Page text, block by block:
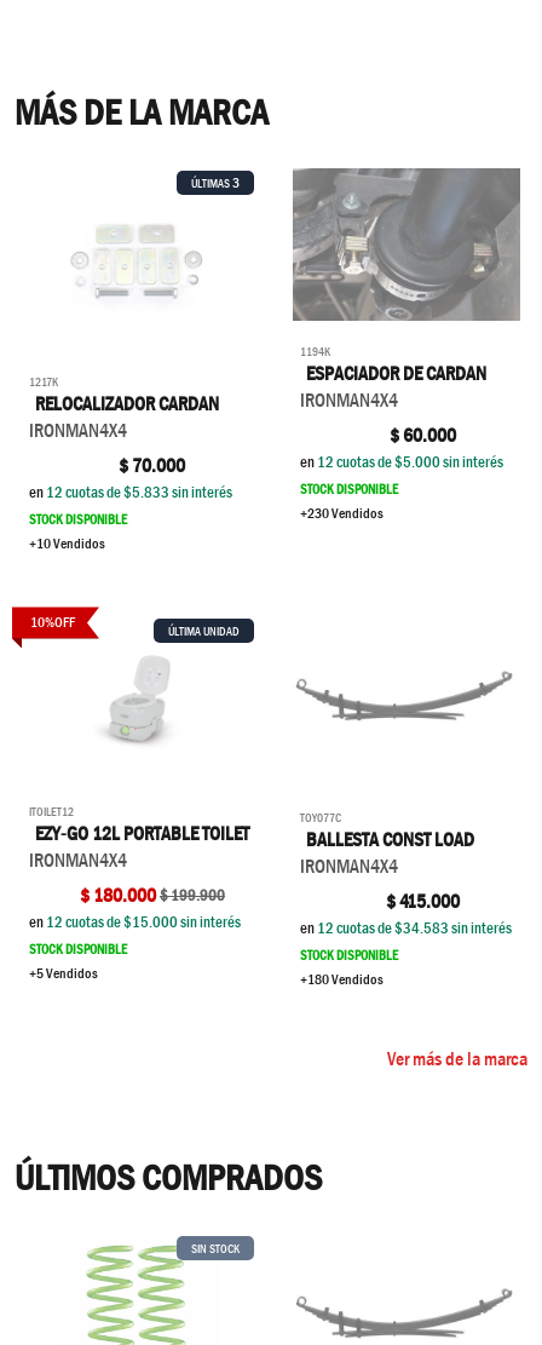
MÁS DE LA MARCA
ÚLTIMAS3
1217K
RELOCALIZADOR CARDAN
IRONMAN4X4
$70.000
en12cuotas de $5.833sin interés
STOCK DISPONIBLE
+10 Vendidos
1194K
ESPACIADOR DE CARDAN
IRONMAN4X4
$60.000
en12cuotas de $5.000sin interés
STOCK DISPONIBLE
+230 Vendidos
10%OFF ÚLTIMA UNIDAD
ITOILET12
EZY-GO 12L PORTABLE TOILET
IRONMAN4X4
$180.000$199.900
en12cuotas de $15.000sin interés
STOCK DISPONIBLE
+5 Vendidos
TOY077C
BALLESTA CONST LOAD
IRONMAN4X4
$415.000
en12cuotas de $34.583sin interés
STOCK DISPONIBLE
+180 Vendidos
Ver más de la marca
ÚLTIMOS COMPRADOS
SIN STOCK